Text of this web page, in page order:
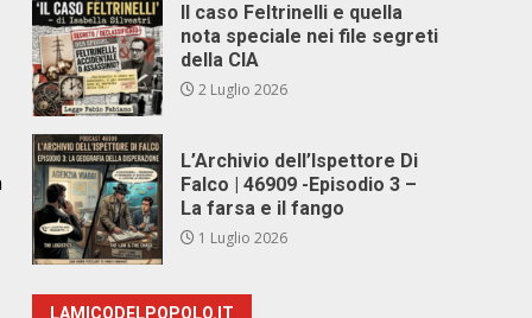
Il caso Feltrinelli e quella
nota speciale nei file segreti
della CIA
2 Luglio 2026
L’Archivio dell’Ispettore Di
Falco | 46909 -Episodio 3 –
La farsa e il fango
1 Luglio 2026
LAMICODELPOPOLO.IT